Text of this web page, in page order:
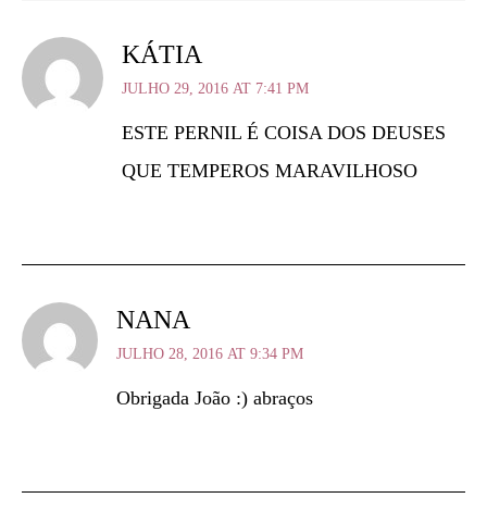
KÁTIA
JULHO 29, 2016 AT 7:41 PM
ESTE PERNIL É COISA DOS DEUSES
QUE TEMPEROS MARAVILHOSO
NANA
JULHO 28, 2016 AT 9:34 PM
Obrigada João :) abraços